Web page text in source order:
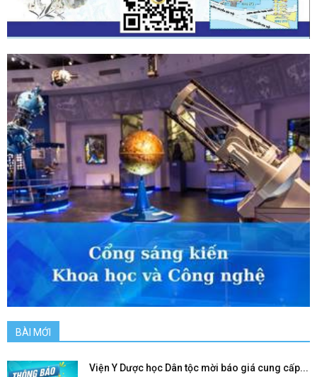
BÀI MỚI
Viện Y Dược học Dân tộc mời báo giá cung cấp...